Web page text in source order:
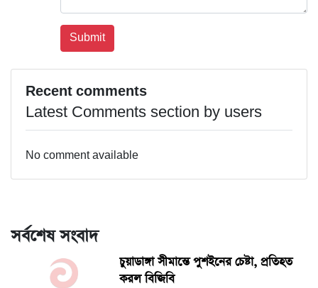
Recent comments
Latest Comments section by users
No comment available
সর্বশেষ সংবাদ
চুয়াডাঙ্গা সীমান্তে পুশইনের চেষ্টা, প্রতিহত
করল বিজিবি